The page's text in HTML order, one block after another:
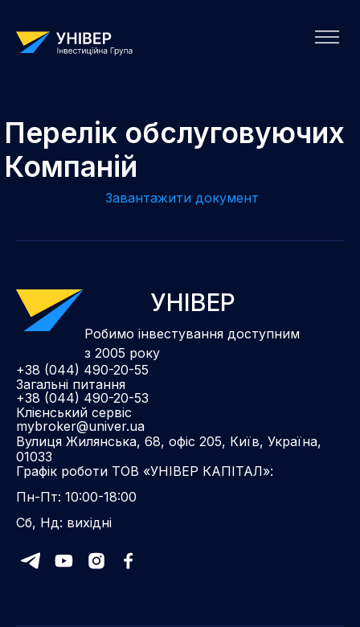
Перелік обслуговуючих
Компаній
Завантажити документ
УНІВЕР
Робимо інвестування доступним
з 2005 року
+38 (044) 490-20-55
Загальні питання
+38 (044) 490-20-53
Клієнський сервіс
mybroker@univer.ua
Вулиця Жилянська, 68, офіс 205, Київ, Україна,
01033
Графік роботи ТОВ «УНІВЕР КАПІТАЛ»:
Пн-Пт: 10:00-18:00
Сб, Нд: вихідні